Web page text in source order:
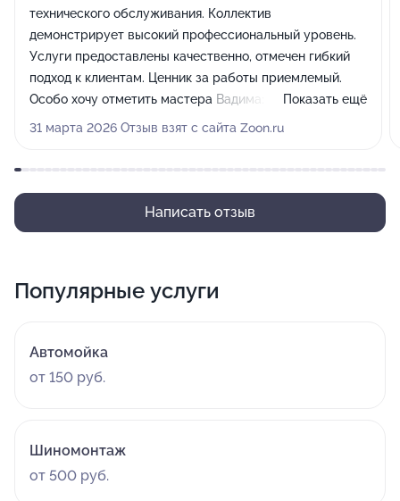
технического обслуживания. Коллектив
демонстрирует высокий профессиональный уровень.
Услуги предоставлены качественно, отмечен гибкий
подход к клиентам. Ценник за работы приемлемый.
Особо хочу отметить мастера Вадима: компетентен,
корректен, предоставил исчерпывающую
Показать ещё
31 марта 2026 Отзыв взят с сайта Zoon.ru
Написать отзыв
Популярные услуги
Автомойка
от 150 руб.
Шиномонтаж
от 500 руб.